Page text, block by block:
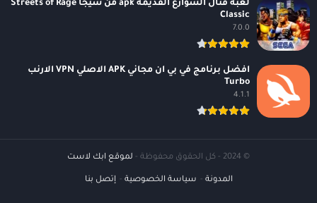
لعبة قتال الشوارع القديمة apk من سيجا Streets of Rage
Classic
7.0.0
افضل برنامج في بي ان مجاني APK الاصلي VPN الارنب
Turbo
4.1.1
© 2024 - كل الحقوق محفوظة - لموقع ابك لاست
المدونة سياسة الخصوصية إتصل بنا